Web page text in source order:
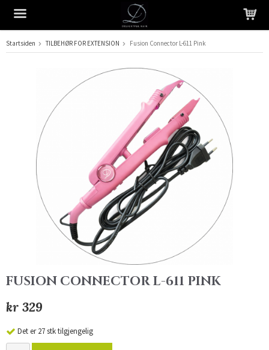
Produktet har blitt lagt til i handlekurven din
Startsiden TILBEHØR FOR EXTENSION Fusion Connector L-611 Pink
FUSION CONNECTOR L-611 PINK
kr 329
Det er 27 stk tilgjengelig